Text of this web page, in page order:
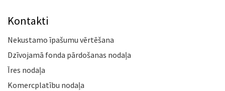
Kontakti
Nekustamo īpašumu vērtēšana
Dzīvojamā fonda pārdošanas nodaļa
Īres nodaļa
Komercplatību nodaļa